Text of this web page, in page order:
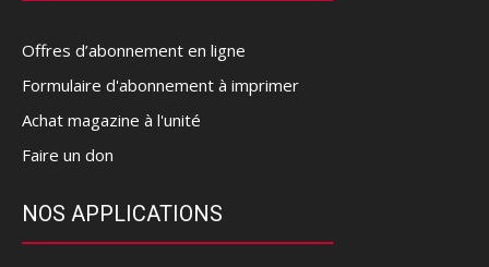
Offres d’abonnement en ligne
Formulaire d'abonnement à imprimer
Achat magazine à l'unité
Faire un don
NOS APPLICATIONS